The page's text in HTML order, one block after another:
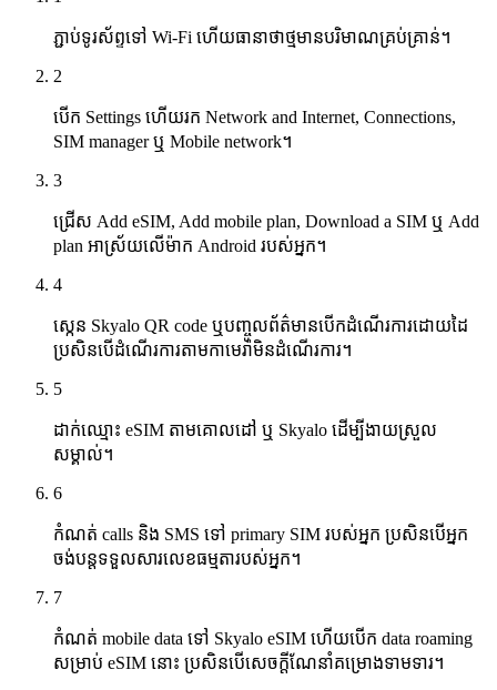
ភ្ជាប់ទូរស័ព្ទទៅ Wi‑Fi ហើយធានាថាថ្មមានបរិមាណគ្រប់គ្រាន់។
2
បើក Settings ហើយរក Network and Internet, Connections,
SIM manager ឬ Mobile network។
3
ជ្រើស Add eSIM, Add mobile plan, Download a SIM ឬ Add
plan អាស្រ័យលើម៉ាក Android របស់អ្នក។
4
ស្កេន Skyalo QR code ឬបញ្ចូលព័ត៌មានបើកដំណើរការដោយដៃ
ប្រសិនបើដំណើរការតាមកាមេរ៉ាមិនដំណើរការ។
5
ដាក់ឈ្មោះ eSIM តាមគោលដៅ ឬ Skyalo ដើម្បីងាយស្រួល
សម្គាល់។
6
កំណត់ calls និង SMS ទៅ primary SIM របស់អ្នក ប្រសិនបើអ្នក
ចង់បន្តទទួលសារលេខធម្មតារបស់អ្នក។
7
កំណត់ mobile data ទៅ Skyalo eSIM ហើយបើក data roaming
សម្រាប់ eSIM នោះ ប្រសិនបើសេចក្តីណែនាំគម្រោងទាមទារ។